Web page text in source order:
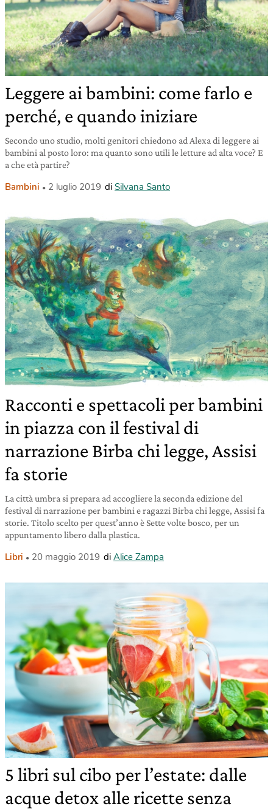
Leggere ai bambini: come farlo e
perché, e quando iniziare
Secondo uno studio, molti genitori chiedono ad Alexa di leggere ai
bambini al posto loro: ma quanto sono utili le letture ad alta voce? E
a che età partire?
Bambini 2 luglio 2019 di Silvana Santo
Racconti e spettacoli per bambini
in piazza con il festival di
narrazione Birba chi legge, Assisi
fa storie
La città umbra si prepara ad accogliere la seconda edizione del
festival di narrazione per bambini e ragazzi Birba chi legge, Assisi fa
storie. Titolo scelto per quest’anno è Sette volte bosco, per un
appuntamento libero dalla plastica.
Libri 20 maggio 2019 di Alice Zampa
5 libri sul cibo per l’estate: dalle
acque detox alle ricette senza